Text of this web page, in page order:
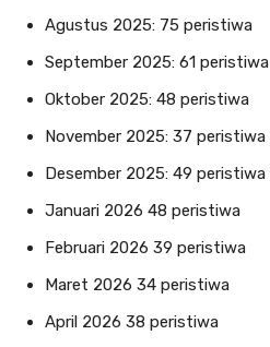
Agustus 2025: 75 peristiwa
September 2025: 61 peristiwa
Oktober 2025: 48 peristiwa
November 2025: 37 peristiwa
Desember 2025: 49 peristiwa
Januari 2026 48 peristiwa
Februari 2026 39 peristiwa
Maret 2026 34 peristiwa
April 2026 38 peristiwa